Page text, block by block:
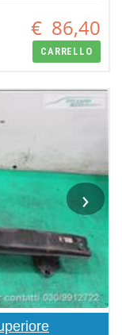
€ 86,40
CARRELLO
›